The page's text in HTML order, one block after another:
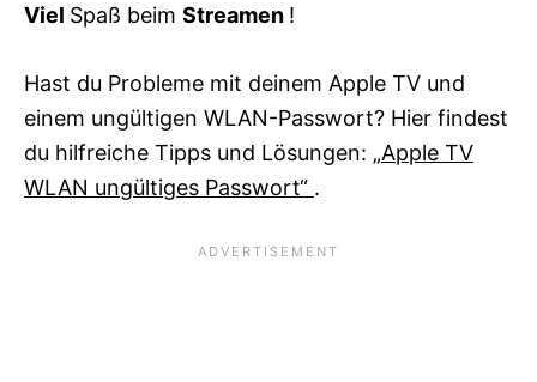
Viel Spaß beim Streamen !
Hast du Probleme mit deinem Apple TV und
einem ungültigen WLAN-Passwort? Hier findest
du hilfreiche Tipps und Lösungen: „Apple TV
WLAN ungültiges Passwort“ .